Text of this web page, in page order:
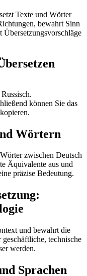
Texte und Wörter
bewahrt Sinn
können Sie das
Wörtern
zwischen Deutsch
Äquivalente aus und
präzise Bedeutung.
und bewahrt die
technische
werden.
Sprachen